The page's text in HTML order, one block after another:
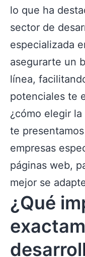
lo que ha
sector de
especializada
asegurarte un
línea,
potenciales te
¿cómo elegir
te
empresas
páginas web,
mejor se
¿Qué